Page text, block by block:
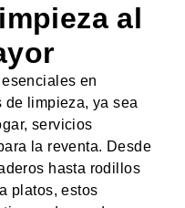
al
en
limpieza, ya sea
servicios
la reventa. Desde
hasta rodillos
platos, estos